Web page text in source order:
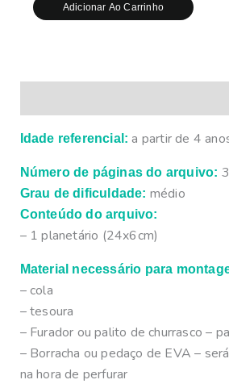
Adicionar Ao Carrinho
Idade referencial: a partir de 4
Número de páginas do arquivo: 3
Grau de dificuldade: médio
Conteúdo do arquivo:
– 1 planetário (24x6cm)
Material necessário para
– cola
– tesoura
– Furador ou palito de churrasco –
– Borracha ou pedaço de EVA –
na hora de perfurar